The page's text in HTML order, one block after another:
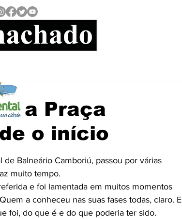
da Praça
o início
de Balneário Camboriú, passou por várias
muito tempo.
e foi lamentada em muitos momentos
a conheceu nas suas fases todas, claro. E
foi, do que é e do que poderia ter sido.